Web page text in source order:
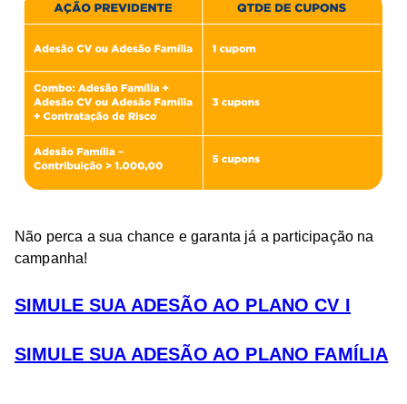
Não perca a sua chance e garanta já a participação na
campanha!
SIMULE SUA ADESÃO AO PLANO CV I
SIMULE SUA ADESÃO AO PLANO FAMÍLIA